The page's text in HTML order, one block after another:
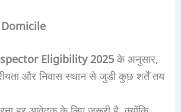
Eligibility 2025के अनुसार,
और निवास स्थान से जुड़ी कुछ शर्तें तय